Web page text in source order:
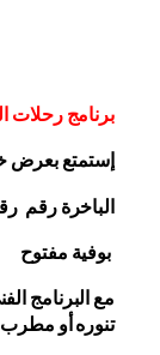
برنامج رحلات
إستمتع بعرض
الباخرة رقم رقم
بوفية مفتوح
مع البرنامج
تنوره أو